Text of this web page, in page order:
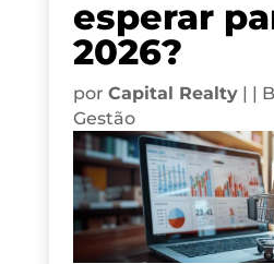
esperar
2026?
porCapital Realty | |
Gestão